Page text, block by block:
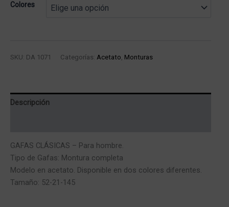
Colores
SKU: DA 1071 Categorías: Acetato, Monturas
Descripción
GAFAS CLÁSICAS – Para hombre.
Tipo de Gafas: Montura completa
Modelo en acetato. Disponible en dos colores diferentes.
Tamaño: 52-21-145